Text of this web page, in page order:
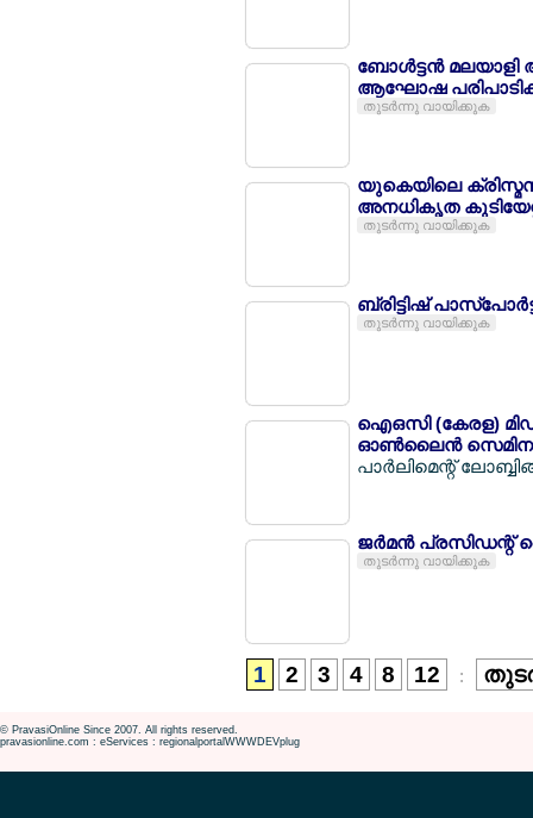
ബോള്‍ട്ടന്‍
ആഘോഷ
തുടര്‍ന്നു വായിക്കുക
യുകെയിലെ
അനധികൃത
തുടര്‍ന്നു വായിക്കുക
ബ്രിട്ടിഷ്
തുടര്‍ന്നു വായിക്കുക
ഐഒസി (കേരള)
ഓണ്‍ലൈന്‍ സെമിനാര്‍
പാര്‍ലിമെന്റ്
ജര്‍മന്‍ പ്രസിഡന്റ്
തുടര്‍ന്നു വായിക്കുക
1 2 3 4 8 12 :
© PravasiOnline Since 2007. All rights reserved.
pravasionline.com : eServices : regionalportalWWWDEVplug